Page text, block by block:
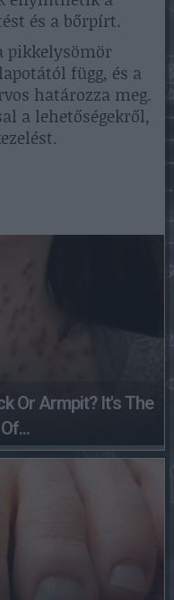
és a bőrpírt.
pikkelysömör
függ, és a
határozza meg.
a lehetőségekről,
Or Armpit? It's The